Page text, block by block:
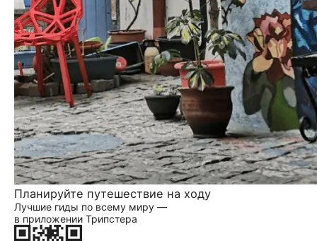
Планируйте путешествие на ходу
Лучшие гиды по всему миру —
в приложении Трипстера